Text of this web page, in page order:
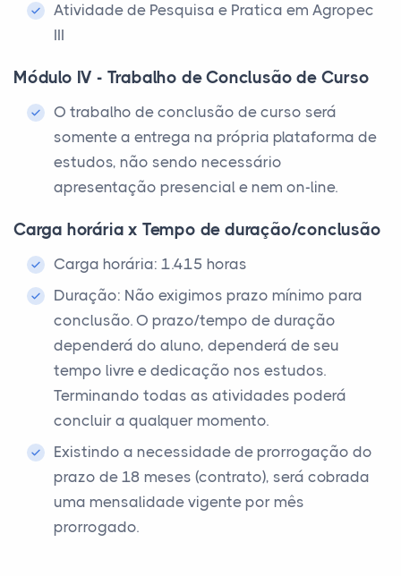
Atividade de Pesquisa e Pratica em Agropec
III
Módulo IV - Trabalho de Conclusão de Curso
O trabalho de conclusão de curso será
somente a entrega na própria plataforma de
estudos, não sendo necessário
apresentação presencial e nem on-line.
Carga horária x Tempo de duração/conclusão
Carga horária: 1.415 horas
Duração: Não exigimos prazo mínimo para
conclusão. O prazo/tempo de duração
dependerá do aluno, dependerá de seu
tempo livre e dedicação nos estudos.
Terminando todas as atividades poderá
concluir a qualquer momento.
Existindo a necessidade de prorrogação do
prazo de 18 meses (contrato), será cobrada
uma mensalidade vigente por mês
prorrogado.